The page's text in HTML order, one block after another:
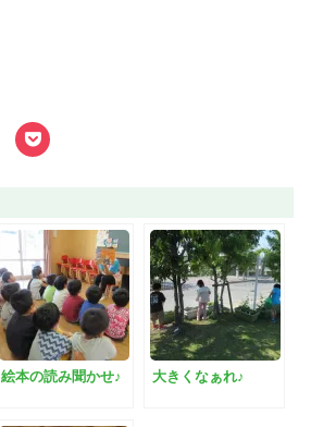
絵本の読み聞かせ♪ 大きくなぁれ♪